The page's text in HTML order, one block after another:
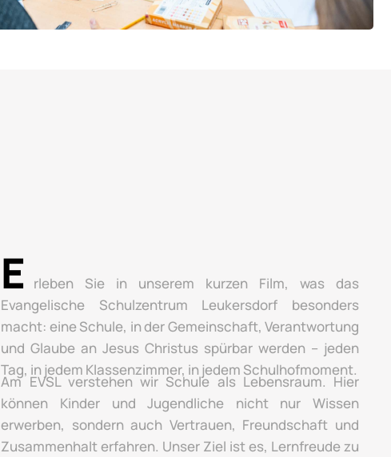
E
rleben Sie in unserem kurzen Film, was das
Evangelische Schulzentrum Leukersdorf besonders
macht: eine Schule, in der Gemeinschaft, Verantwortung
und Glaube an Jesus Christus spürbar werden – jeden
Tag, in jedem Klassenzimmer, in jedem Schulhofmoment.
Am EVSL verstehen wir Schule als Lebensraum. Hier
können Kinder und Jugendliche nicht nur Wissen
erwerben, sondern auch Vertrauen, Freundschaft und
Zusammenhalt erfahren. Unser Ziel ist es, Lernfreude zu